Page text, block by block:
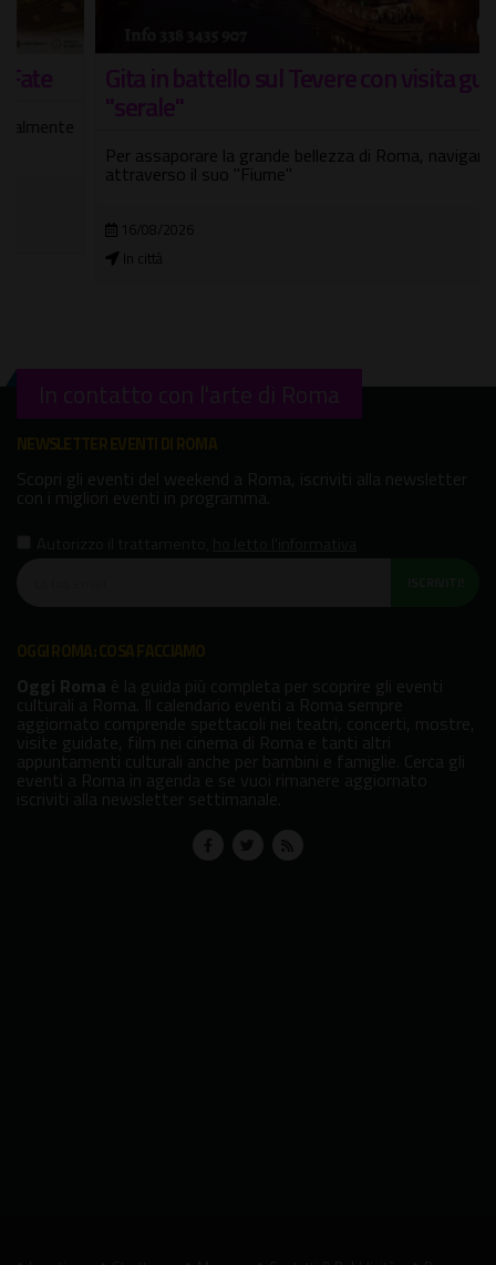
Gita in battello sul Tevere con visita guidata
Per assaporare la grande bellezza di Roma, navigando
attraverso il suo "Fiume"
16/08/2026
In contatto con l'arte di Roma